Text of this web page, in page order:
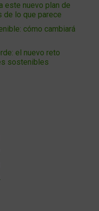
este nuevo plan de
de lo que parece
cómo cambiará
el nuevo reto
sostenibles